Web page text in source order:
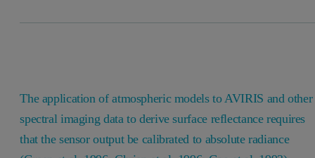
The application of atmospheric models to AVIRIS and other
spectral imaging data to derive surface reflectance requires
that the sensor output be calibrated to absolute radiance